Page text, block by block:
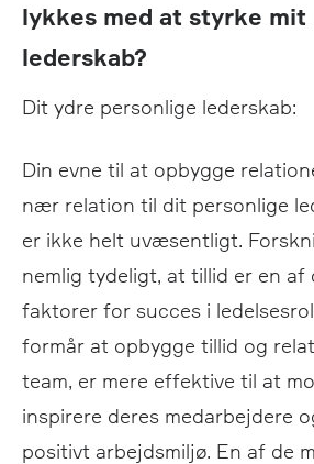
lykkes med at styrke mit
lederskab?
Dit ydre personlige lederskab:
Din evne til at opbygge
nær relation til dit personlige
er ikke helt uvæsentligt.
nemlig tydeligt, at tillid er en af
faktorer for succes i
formår at opbygge tillid og
team, er mere effektive til at
inspirere deres medarbejdere
positivt arbejdsmiljø. En af de